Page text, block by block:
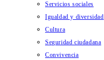
Servicios sociales
Igualdad y diversidad
Cultura
Seguridad ciudadana
Convivencia